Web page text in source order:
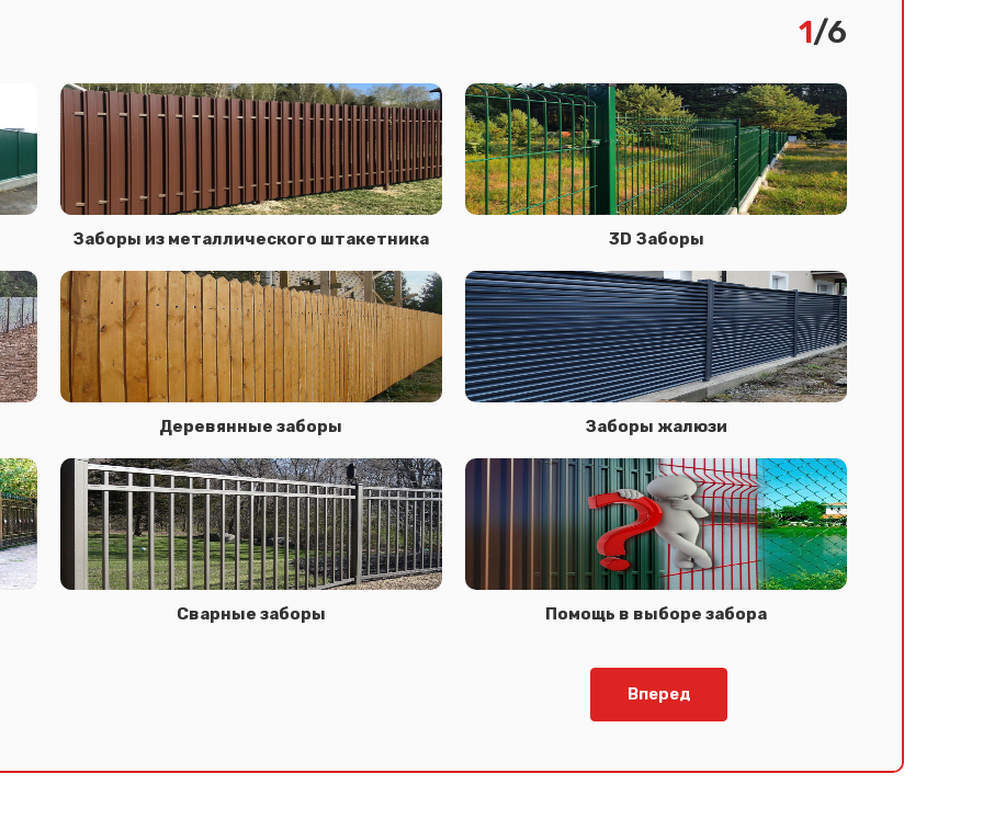
1/6
Заборы из металлического штакетника 3D Заборы
Деревянные заборы Заборы жалюзи
Сварные заборы Помощь в выборе забора
Вперед
Сообщение успешно отправлено